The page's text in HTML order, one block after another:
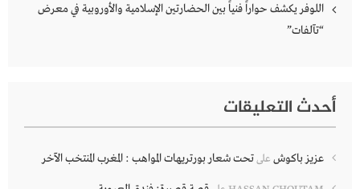
اللوفر يكشف حواراً فنياً بين الحضارتين الإسلامية والأوروبية في معرض
“تآلفات”
أحدث التعليقات
عزيز باكوش علىتحت شعار بورتريهات المواهب : المغرب المنتخب الآخر